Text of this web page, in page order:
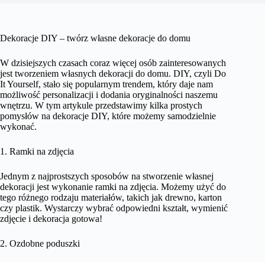
Dekoracje DIY – twórz własne dekoracje do domu
W dzisiejszych czasach coraz więcej osób zainteresowanych
jest tworzeniem własnych dekoracji do domu. DIY, czyli Do
It Yourself, stało się popularnym trendem, który daje nam
możliwość personalizacji i dodania oryginalności naszemu
wnętrzu. W tym artykule przedstawimy kilka prostych
pomysłów na dekoracje DIY, które możemy samodzielnie
wykonać.
1. Ramki na zdjęcia
Jednym z najprostszych sposobów na stworzenie własnej
dekoracji jest wykonanie ramki na zdjęcia. Możemy użyć do
tego różnego rodzaju materiałów, takich jak drewno, karton
czy plastik. Wystarczy wybrać odpowiedni kształt, wymienić
zdjęcie i dekoracja gotowa!
2. Ozdobne poduszki